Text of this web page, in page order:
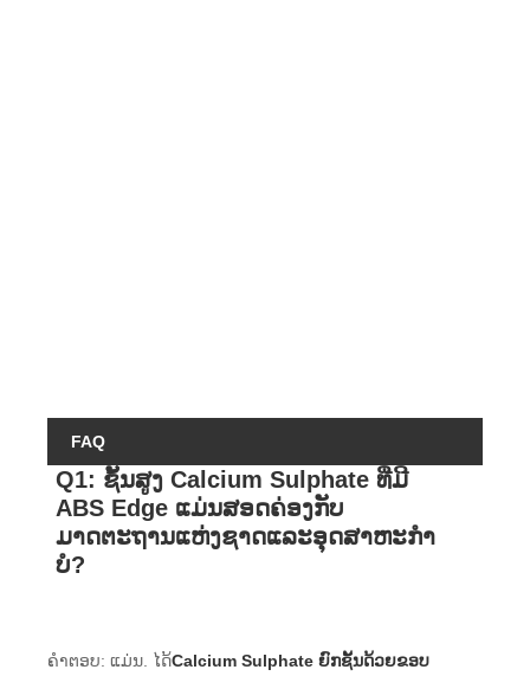
FAQ
Q1: ຊັ້ນສູງ Calcium Sulphate ທີ່ມີ
ABS Edge ແມ່ນສອດຄ່ອງກັບ
ມາດຕະຖານແຫ່ງຊາດແລະອຸດສາຫະກໍາ
ບໍ?
ຄໍາຕອບ: ແມ່ນ. ໄດ້Calcium Sulphate ຍົກຊັ້ນດ້ວຍຂອບ